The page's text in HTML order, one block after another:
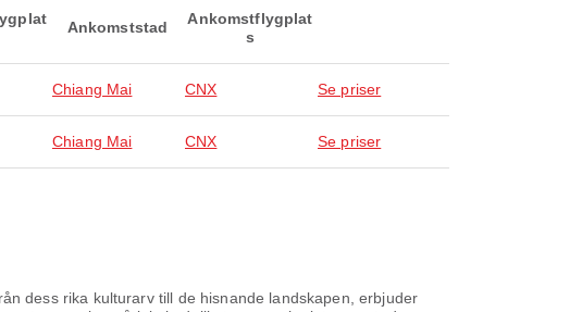
Ankomststad
Ankomstflygplat
s
Chiang Mai CNX Se priser
Chiang Mai CNX Se priser
dess rika kulturarv till de hisnande landskapen, erbjuder